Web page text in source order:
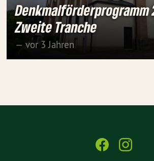
Denkmalförderprogramm
Zweite Tranche
— vor 3 Jahren